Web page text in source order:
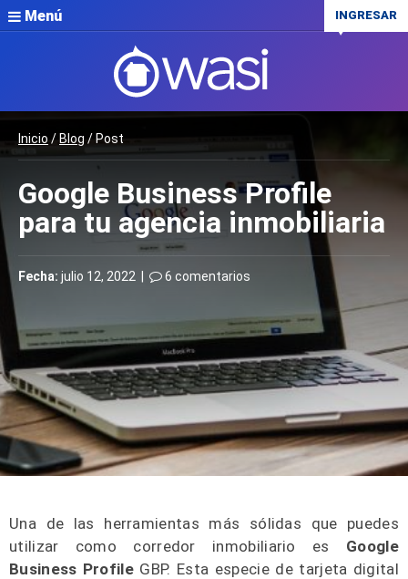
Menú INGRESAR
Inicio / Blog/ Post
Google Business Profile
para tu agencia inmobiliaria
Fecha: julio 12, 2022 | 6 comentarios
Una de las herramientas más sólidas que puedes
utilizar como corredor inmobiliario es Google
Business Profile GBP. Esta especie de tarjeta digital